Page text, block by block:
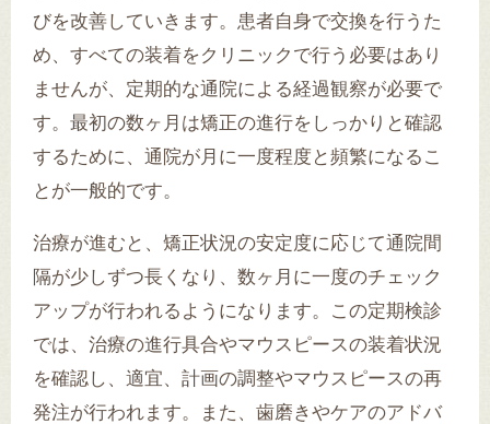
びを改善していきます。患者自身で交換を行うた
め、すべての装着をクリニックで行う必要はあり
ませんが、定期的な通院による経過観察が必要で
す。最初の数ヶ月は矯正の進行をしっかりと確認
するために、通院が月に一度程度と頻繁になるこ
とが一般的です。
治療が進むと、矯正状況の安定度に応じて通院間
隔が少しずつ長くなり、数ヶ月に一度のチェック
アップが行われるようになります。この定期検診
では、治療の進行具合やマウスピースの装着状況
を確認し、適宜、計画の調整やマウスピースの再
発注が行われます。また、歯磨きやケアのアドバ